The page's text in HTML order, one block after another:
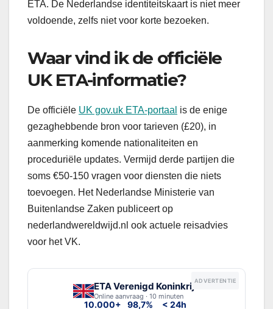
ETA. De Nederlandse identiteitskaart is niet meer
voldoende, zelfs niet voor korte bezoeken.
Waar vind ik de officiële
UK ETA-informatie?
De officiële UK gov.uk ETA-portaal is de enige
gezaghebbende bron voor tarieven (£20), in
aanmerking komende nationaliteiten en
proceduriële updates. Vermijd derde partijen die
soms €50-150 vragen voor diensten die niets
toevoegen. Het Nederlandse Ministerie van
Buitenlandse Zaken publiceert op
nederlandwereldwijd.nl ook actuele reisadvies
voor het VK.
ADVERTENTIE
ETA Verenigd Koninkrijk
Online aanvraag · 10 minuten
10.000+ 98,7% < 24h